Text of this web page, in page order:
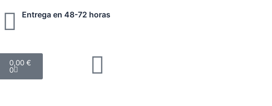
Entrega en 48-72 horas
0,00 €
0
Cart